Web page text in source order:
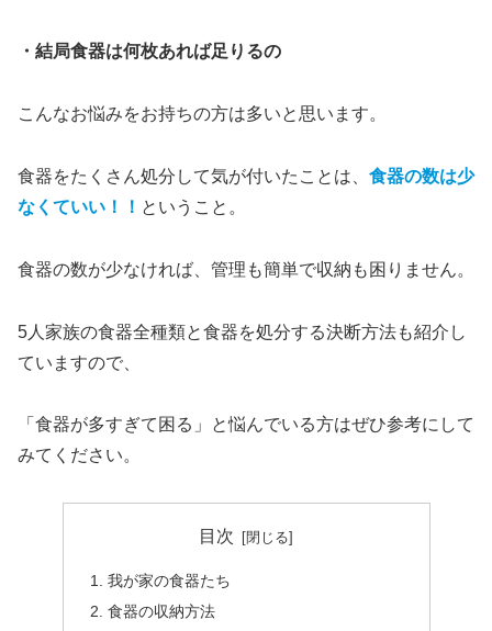
・結局食器は何枚あれば足りるの
こんなお悩みをお持ちの方は多いと思います。
食器をたくさん処分して気が付いたことは、 食器の数は少
なくていい！！ ということ。
食器の数が少なければ、管理も簡単で収納も困りません。
5人家族の食器全種類と食器を処分する決断方法も紹介し
ていますので、
「食器が多すぎて困る」と悩んでいる方はぜひ参考にして
みてください。
目次
我が家の食器たち
食器の収納方法